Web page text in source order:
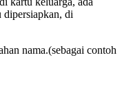
dipersiapkan, di
nama.(sebagai contoh